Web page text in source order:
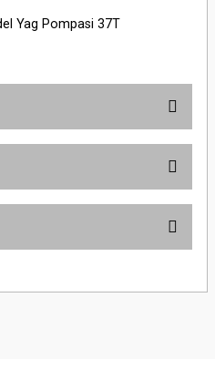
Yag Pompasi 37T
formunu kullanarak tarafımıza